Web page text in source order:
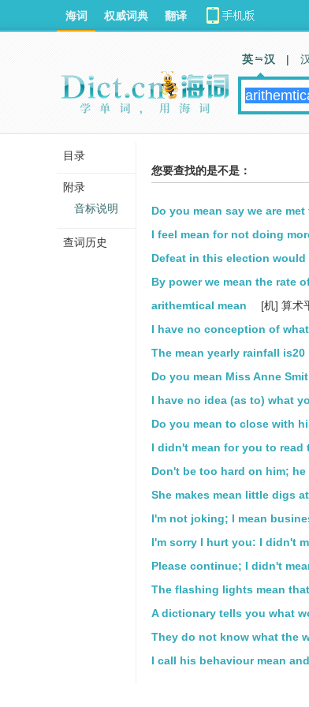
您要查找的是不是：
Do you mean say we are
I feel mean for not doing
Defeat in this election would
By power we mean the rate
arithemtical mean
[机] 算术
I have no conception of
The mean yearly rainfall is20
Do you mean Miss Anne
I have no idea (as to) what
Do you mean to close with
I didn't mean for you to read
Don't be too hard on him;
She makes mean little digs
I'm not joking; I mean
I'm sorry I hurt you: I didn't
Please continue; I didn't
The flashing lights mean
A dictionary tells you what
They do not know what the
I call his behaviour mean
海词 权威词典 翻译
英 汉 |
目录
附录
音标说明
查词历史